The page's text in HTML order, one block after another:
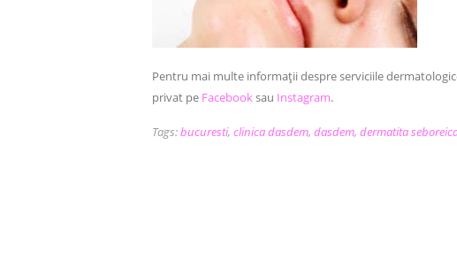
Pentru mai multe informații despre serviciile
privat pe Facebooksau Instagram.
Tags:bucuresti, clinica dasdem, dasdem, dermatita